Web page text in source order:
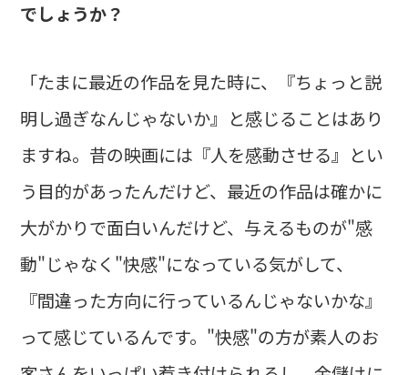
でしょうか？
「たまに最近の作品を見た時に、『ちょっと説
明し過ぎなんじゃないか』と感じることはあり
ますね。昔の映画には『人を感動させる』とい
う目的があったんだけど、最近の作品は確かに
大がかりで面白いんだけど、与えるものが"感
動"じゃなく"快感"になっている気がして、
『間違った方向に行っているんじゃないかな』
って感じているんです。"快感"の方が素人のお